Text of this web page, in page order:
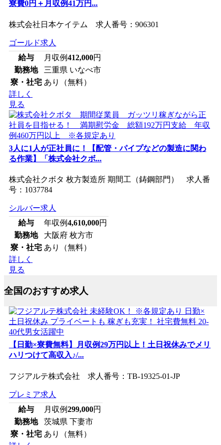
寮費0円＋月収例41万円...
株式会社日本ケイテム 求人番号：906301
ゴールド求人
給与
月収例412,000円
勤務地
三重県 いなべ市
寮・社宅 あり（無料）
詳しく
見る
3人に1人が正社員に！【配管・パイプなどの製造に関わ
る作業】「株式会社クボ...
株式会社クボタ 枚方製造所 期間工（鋳鋼部門） 求人番
号：1037784
シルバー求人
給与
年収例4,610,000円
勤務地
大阪府 枚方市
寮・社宅 あり（無料）
詳しく
見る
全国のおすすめ求人
【日勤×寮費無料】月収例29万円以上！土日祝休みでメリ
ハリつけて高収入♪/...
フジアルテ株式会社 求人番号：TB-19325-01-JP
プレミア求人
給与
月収例299,000円
勤務地
茨城県 下妻市
寮・社宅 あり（無料）